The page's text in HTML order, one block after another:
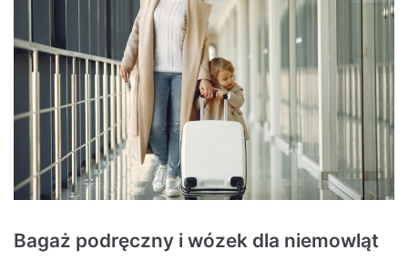
Bagaż podręczny i wózek dla niemowląt